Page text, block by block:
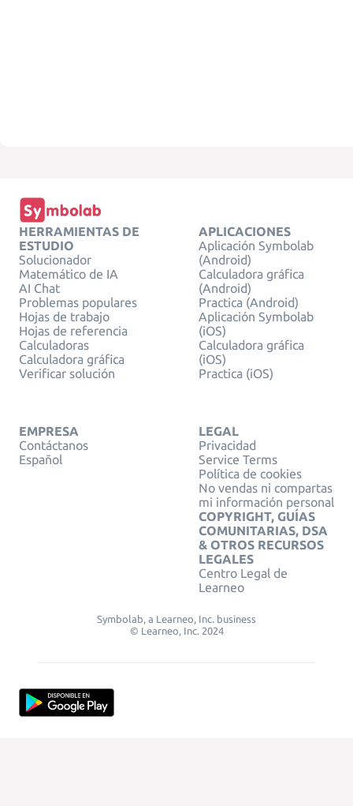
HERRAMIENTAS DE
ESTUDIO
Solucionador
Matemático de IA
AI Chat
Problemas populares
Hojas de trabajo
Hojas de referencia
Calculadoras
Calculadora gráfica
Verificar solución
APLICACIONES
Aplicación Symbolab
(Android)
Calculadora gráfica
(Android)
Practica (Android)
Aplicación Symbolab
(iOS)
Calculadora gráfica
(iOS)
Practica (iOS)
EMPRESA
Contáctanos
Español
LEGAL
Privacidad
Service Terms
Política de cookies
No vendas ni compartas
mi información personal
COPYRIGHT, GUÍAS
COMUNITARIAS, DSA
& OTROS RECURSOS
LEGALES
Centro Legal de
Learneo
Symbolab, a Learneo, Inc. business
© Learneo, Inc. 2024